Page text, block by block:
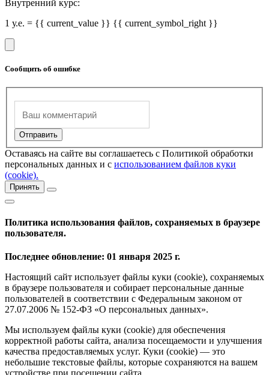
Внутренний курс:
1 у.е. = {{ current_value }} {{ current_symbol_right }}
Сообщить об ошибке
Оставаясь на сайте вы соглашаетесь с Политикой обработки
персональных данных и с использованием файлов куки
(cookie).
Принять
Политика использования файлов, сохраняемых в браузере
пользователя.
Последнее обновление: 01 января 2025 г.
Настоящий сайт использует файлы куки (cookie), сохраняемых
в браузере пользователя и собирает персональные данные
пользователей в соответствии с Федеральным законом от
27.07.2006 № 152-ФЗ «О персональных данных».
Мы используем файлы куки (cookie) для обеспечения
корректной работы сайта, анализа посещаемости и улучшения
качества предоставляемых услуг. Куки (cookie) — это
небольшие текстовые файлы, которые сохраняются на вашем
устройстве при посещении сайта.